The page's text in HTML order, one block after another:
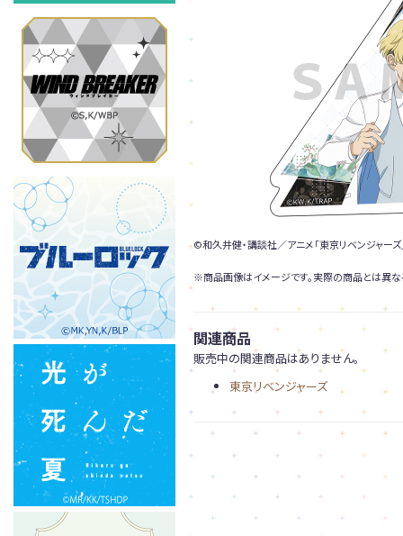
©和久井健・講談社／アニメ「東京リベンジャー
※商品画像はイメージです。実際の商品とは異な
関連商品
販売中の関連商品はありません。
東京リベンジャーズ